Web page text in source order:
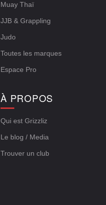
Muay Thaï
JJB & Grappling
Judo
Toutes les marques
Espace Pro
À PROPOS
Qui est Grizzliz
Le blog / Media
Trouver un club